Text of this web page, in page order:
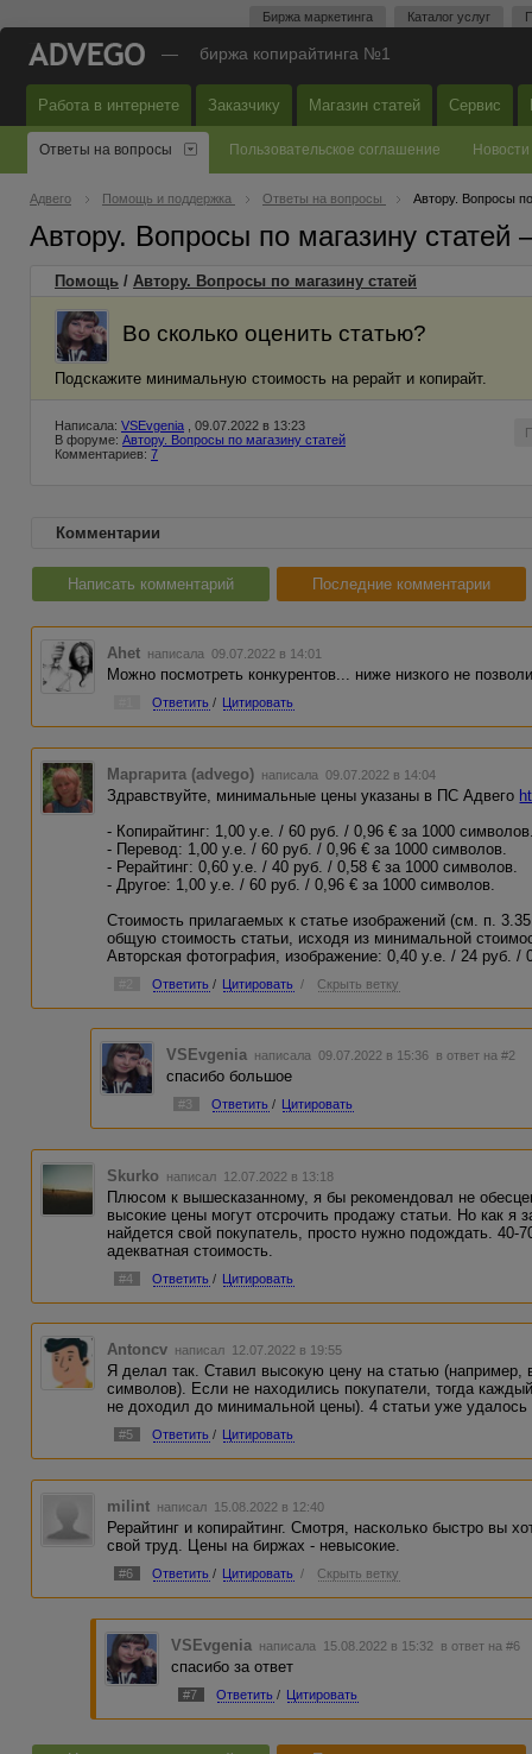
Биржа маркетинга Каталог услуг
— биржа копирайтинга №1
Работа в интернете Заказчику Магазин статей Сервис
Ответы на вопросы Пользовательское соглашение Новости
Адвего Помощь и поддержка Ответы на вопросы Автору. Вопросы
Автору. Вопросы по магазину
Помощь / Автору. Вопросы по магазину статей
Во сколько оценить статью?
Подскажите минимальную стоимость на рерайт и копирайт.
Написала: VSEvgenia , 09.07.2022 в 13:23
В форуме: Автору. Вопросы по магазину статей
Комментариев: 7
Комментарии
Написать комментарий Последние комментарии
Ahet написала 09.07.2022 в 14:01
Можно посмотреть конкурентов... ниже низкого не
Ответить / Цитировать
Маргарита (advego) написала 09.07.2022 в 14:04
Здравствуйте, минимальные цены указаны в ПС Адвего
- Копирайтинг: 1,00 у.е. / 60 руб. / 0,96 € за 1000
- Перевод: 1,00 у.е. / 60 руб. / 0,96 € за 1000 символов.
- Рерайтинг: 0,60 у.е. / 40 руб. / 0,58 € за 1000 символов.
- Другое: 1,00 у.е. / 60 руб. / 0,96 € за 1000 символов.
Стоимость прилагаемых к статье изображений (см. п.
общую стоимость статьи, исходя из минимальной
Авторская фотография, изображение: 0,40 у.е. / 24 руб. /
Ответить / Цитировать / Скрыть ветку
VSEvgenia написала 09.07.2022 в 15:36 в ответ на #2
спасибо большое
#3 Ответить / Цитировать
Skurko написал 12.07.2022 в 13:18
Плюсом к вышесказанному, я бы рекомендовал не
высокие цены могут отсрочить продажу статьи. Но как
найдется свой покупатель, просто нужно подождать.
адекватная стоимость.
#4 Ответить / Цитировать
Antoncv написал 12.07.2022 в 19:55
Я делал так. Ставил высокую цену на статью (например,
символов). Если не находились покупатели, тогда
не доходил до минимальной цены). 4 статьи уже удалось
#5 Ответить / Цитировать
milint написал 15.08.2022 в 12:40
Рерайтинг и копирайтинг. Смотря, насколько быстро вы
свой труд. Цены на биржах - невысокие.
#6 Ответить / Цитировать / Скрыть ветку
VSEvgenia написала 15.08.2022 в 15:32 в ответ на #6
спасибо за ответ
#7 Ответить / Цитировать